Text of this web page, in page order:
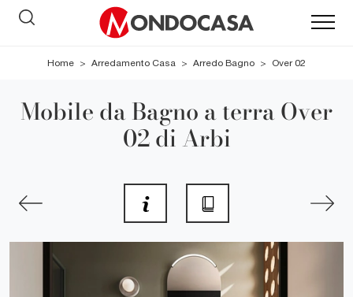
Home > Arredamento Casa > Arredo Bagno > Over 02
Mobile da Bagno a terra Over
02 di Arbi